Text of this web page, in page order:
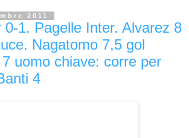
2011
0-1. Pagelle Inter. Alvarez 8
Nagatomo 7,5 gol
uomo chiave: corre per
4